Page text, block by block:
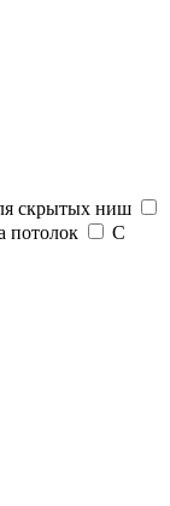
скрытых ниш
потолок
С